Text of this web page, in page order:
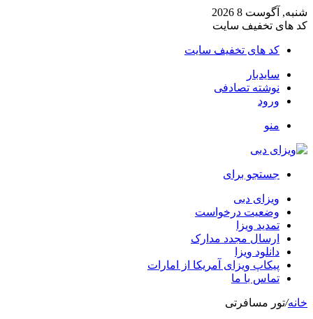
شنبه, آگوست 8 2026
کد های تخفیف سایت
کد های تخفیف سایت
سایدبار
نوشته تصادفی
ورود
منو
جستجو برای
ویزای دبی
وضعیت درخواست
تمدید ویزا
ارسال مجدد مدارک
دانلود ویزا
پیکاپ ویزای آمریکا از امارات
تماس با ما
خانه/تور مسافرتی